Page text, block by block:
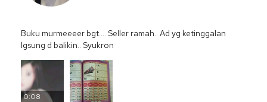
Buku murmeeeer bgt…. Seller ramah.. Ad yg ketinggalan
lgsung d balikin.. Syukron
0:08